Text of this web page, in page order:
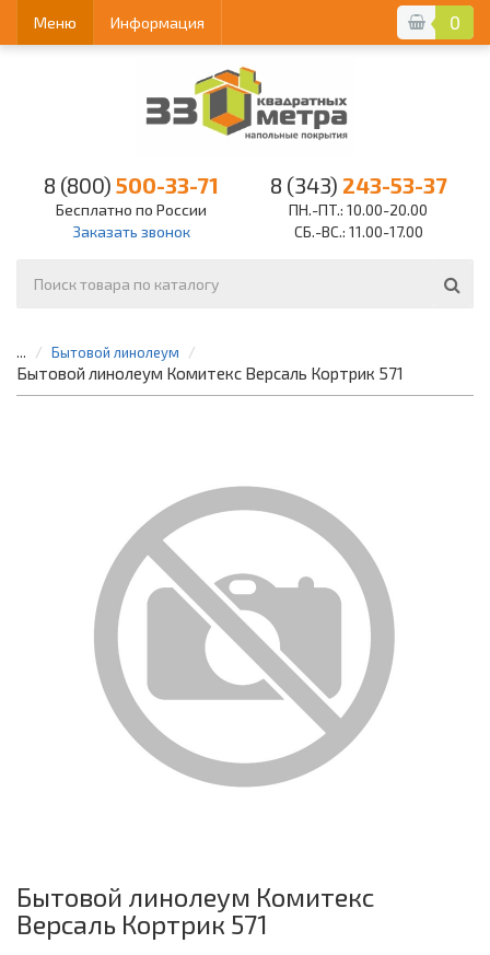
0
Меню Информация
8 (800) 500-33-71
Бесплатно по России
Заказать звонок
8 (343) 243-53-37
ПН.-ПТ.: 10.00-20.00
СБ.-ВС.: 11.00-17.00
... Бытовой линолеум
Бытовой линолеум Комитекс Версаль Кортрик 571
Бытовой линолеум Комитекс
Версаль Кортрик 571